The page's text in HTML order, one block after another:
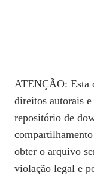
ATENÇÃO: Esta
direitos autorais e
repositório de
obter o arquivo
violação legal e